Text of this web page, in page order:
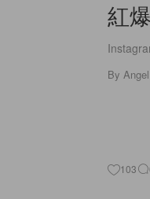
紅
By
103